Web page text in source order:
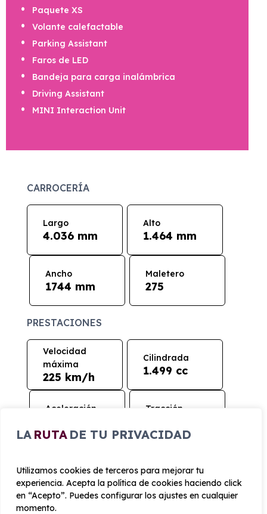
LA RUTA DE TU PRIVACIDAD
Utilizamos cookies de terceros para mejorar tu
experiencia. Acepta la política de cookies haciendo click
en “Acepto”. Puedes configurar los ajustes en cualquier
momento.
Paquete XS
Volante calefactable
Parking Assistant
Faros de LED
Bandeja para carga inalámbrica
Driving Assistant
MINI Interaction Unit
CARROCERÍA
Largo
4.036 mm
Alto
1.464 mm
Ancho
1744 mm
Maletero
275
PRESTACIONES
Velocidad
máxima
225 km/h
Cilindrada
1.499 cc
Aceleración Tracción
Emisiones
138 g/km